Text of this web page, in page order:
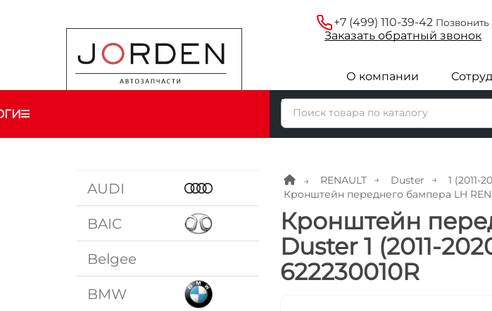
+7 (499) 110-39-42 Позвонить
Заказатьобратныйзвонок
О компании
AUDI
BAIC
Belgee
BMW
RENAULT Duster
1 (2011-
Кронштейн переднего бампера LH
Кронштейн
Duster 1 (2011-
622230010R